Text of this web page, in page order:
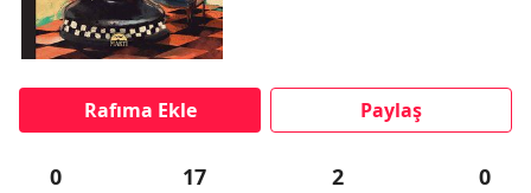
Rafıma Ekle Paylaş
0 17 2 0